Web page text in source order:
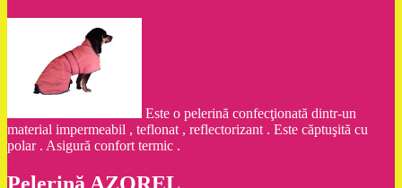
Este o pelerină confecţionată dintr-un
material impermeabil , teflonat , reflectorizant . Este căptuşită cu
polar . Asigură confort termic .
Pelerină AZOREL